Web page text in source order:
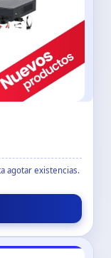
agotar existencias.